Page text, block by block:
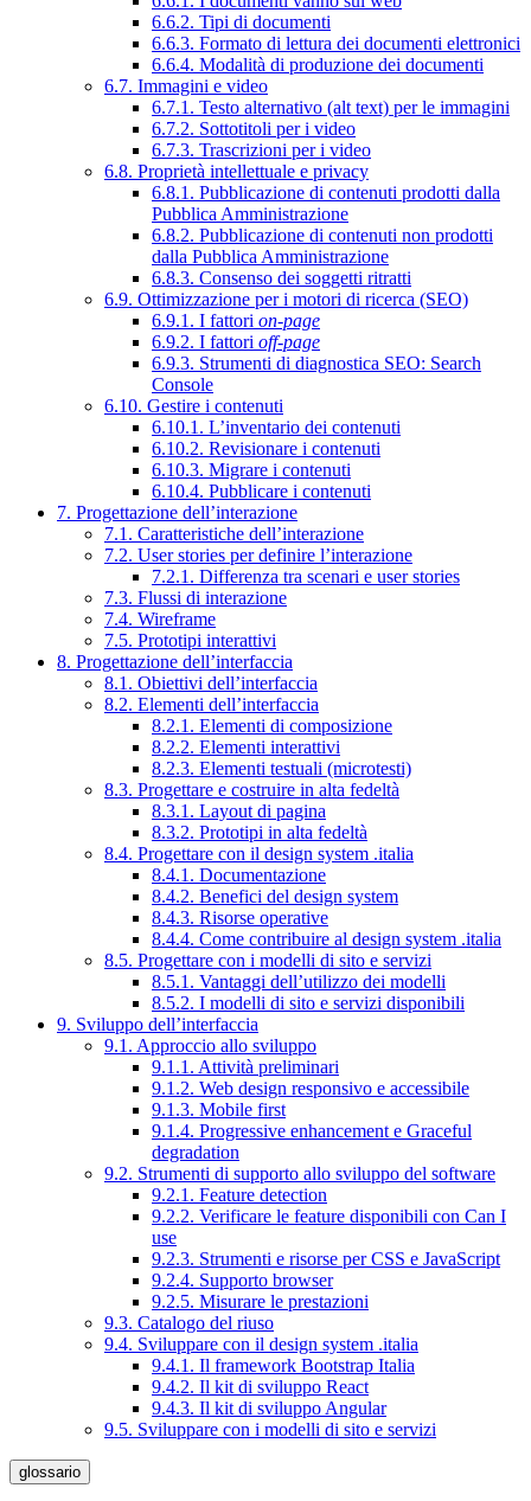
6.6.2. Tipi di documenti
6.6.3. Formato di lettura dei documenti elettronici
6.6.4. Modalità di produzione dei documenti
6.7. Immagini e video
6.7.1. Testo alternativo (alt text) per le immagini
6.7.2. Sottotitoli per i video
6.7.3. Trascrizioni per i video
6.8. Proprietà intellettuale e privacy
6.8.1. Pubblicazione di contenuti prodotti dalla
Pubblica Amministrazione
6.8.2. Pubblicazione di contenuti non prodotti
dalla Pubblica Amministrazione
6.8.3. Consenso dei soggetti ritratti
6.9. Ottimizzazione per i motori di ricerca (SEO)
6.9.1. I fattori on-page
6.9.2. I fattori off-page
6.9.3. Strumenti di diagnostica SEO: Search
Console
6.10. Gestire i contenuti
6.10.1. L’inventario dei contenuti
6.10.2. Revisionare i contenuti
6.10.3. Migrare i contenuti
6.10.4. Pubblicare i contenuti
7. Progettazione dell’interazione
7.1. Caratteristiche dell’interazione
7.2. User stories per definire l’interazione
7.2.1. Differenza tra scenari e user stories
7.3. Flussi di interazione
7.4. Wireframe
7.5. Prototipi interattivi
8. Progettazione dell’interfaccia
8.1. Obiettivi dell’interfaccia
8.2. Elementi dell’interfaccia
8.2.1. Elementi di composizione
8.2.2. Elementi interattivi
8.2.3. Elementi testuali (microtesti)
8.3. Progettare e costruire in alta fedeltà
8.3.1. Layout di pagina
8.3.2. Prototipi in alta fedeltà
8.4. Progettare con il design system .italia
8.4.1. Documentazione
8.4.2. Benefici del design system
8.4.3. Risorse operative
8.4.4. Come contribuire al design system .italia
8.5. Progettare con i modelli di sito e servizi
8.5.1. Vantaggi dell’utilizzo dei modelli
8.5.2. I modelli di sito e servizi disponibili
9. Sviluppo dell’interfaccia
9.1. Approccio allo sviluppo
9.1.1. Attività preliminari
9.1.2. Web design responsivo e accessibile
9.1.3. Mobile first
9.1.4. Progressive enhancement e Graceful
degradation
9.2. Strumenti di supporto allo sviluppo del software
9.2.1. Feature detection
9.2.2. Verificare le feature disponibili con Can I
use
9.2.3. Strumenti e risorse per CSS e JavaScript
9.2.4. Supporto browser
9.2.5. Misurare le prestazioni
9.3. Catalogo del riuso
9.4. Sviluppare con il design system .italia
9.4.1. Il framework Bootstrap Italia
9.4.2. Il kit di sviluppo React
9.4.3. Il kit di sviluppo Angular
9.5. Sviluppare con i modelli di sito e servizi
glossario